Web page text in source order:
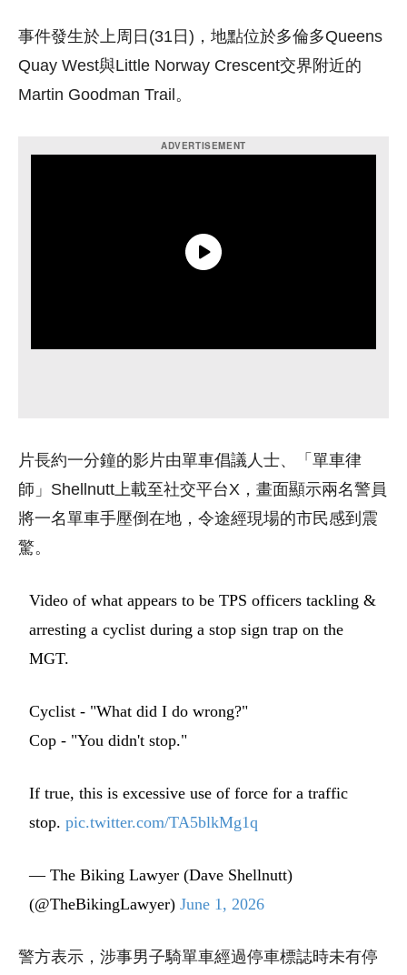
事件發生於上周日(31日)，地點位於多倫多Queens
Quay West與Little Norway Crescent交界附近的
Martin Goodman Trail。
片長約一分鐘的影片由單車倡議人士、「單車律
師」Shellnutt上載至社交平台X，畫面顯示兩名警員
將一名單車手壓倒在地，令途經現場的市民感到震
驚。
Video of what appears to be TPS officers tackling &
arresting a cyclist during a stop sign trap on the
MGT.
Cyclist - "What did I do wrong?"
Cop - "You didn't stop."
If true, this is excessive use of force for a traffic
stop.pic.twitter.com/TA5blkMg1q
— The Biking Lawyer (Dave Shellnutt)
(@TheBikingLawyer)June 1, 2026
警方表示，涉事男子騎單車經過停車標誌時未有停